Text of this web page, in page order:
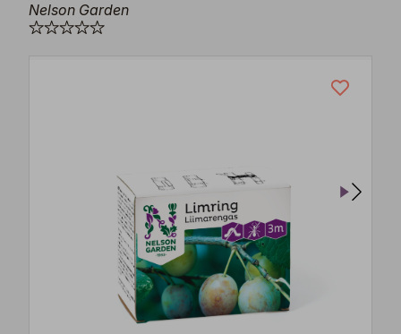
Nelson Garden